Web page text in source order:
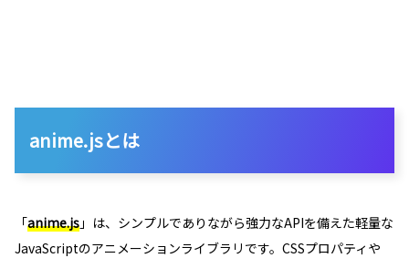
anime.jsとは
「anime.js 」は、シンプルでありながら強力なAPIを備えた軽量な
JavaScriptのアニメーションライブラリです。CSSプロパティや